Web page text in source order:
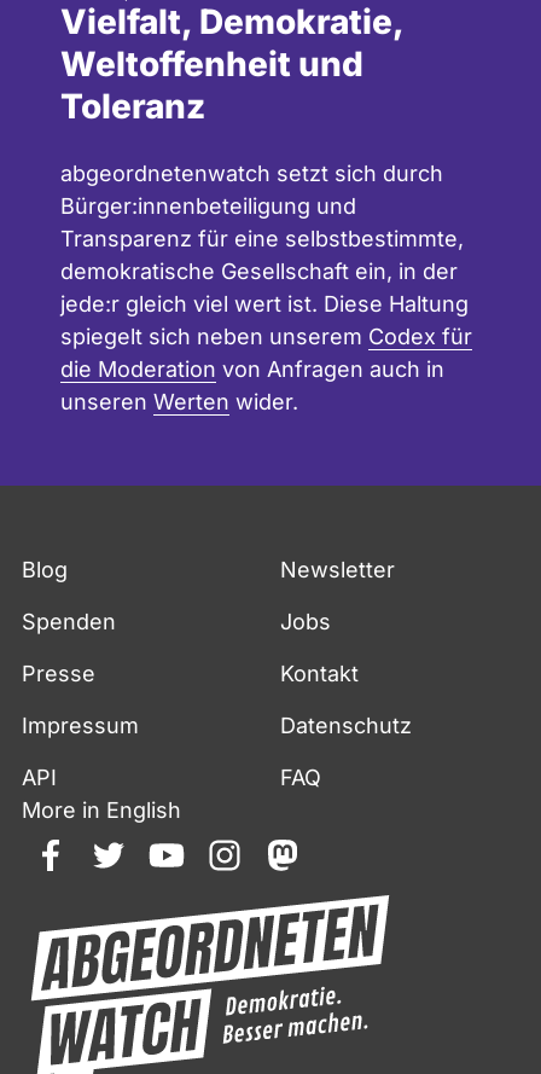
Vielfalt, Demokratie,
Weltoffenheit und
Toleranz
abgeordnetenwatch setzt sich durch
Bürger:innenbeteiligung und
Transparenz für eine selbstbestimmte,
demokratische Gesellschaft ein, in der
jede:r gleich viel wert ist. Diese Haltung
spiegelt sich neben unserem Codex für
die Moderation von Anfragen auch in
unseren Werten wider.
Blog Newsletter
Spenden Jobs
Presse Kontakt
Impressum Datenschutz
API
FAQ
More in English
facebooktwitteryoutubeinstagrammastodon